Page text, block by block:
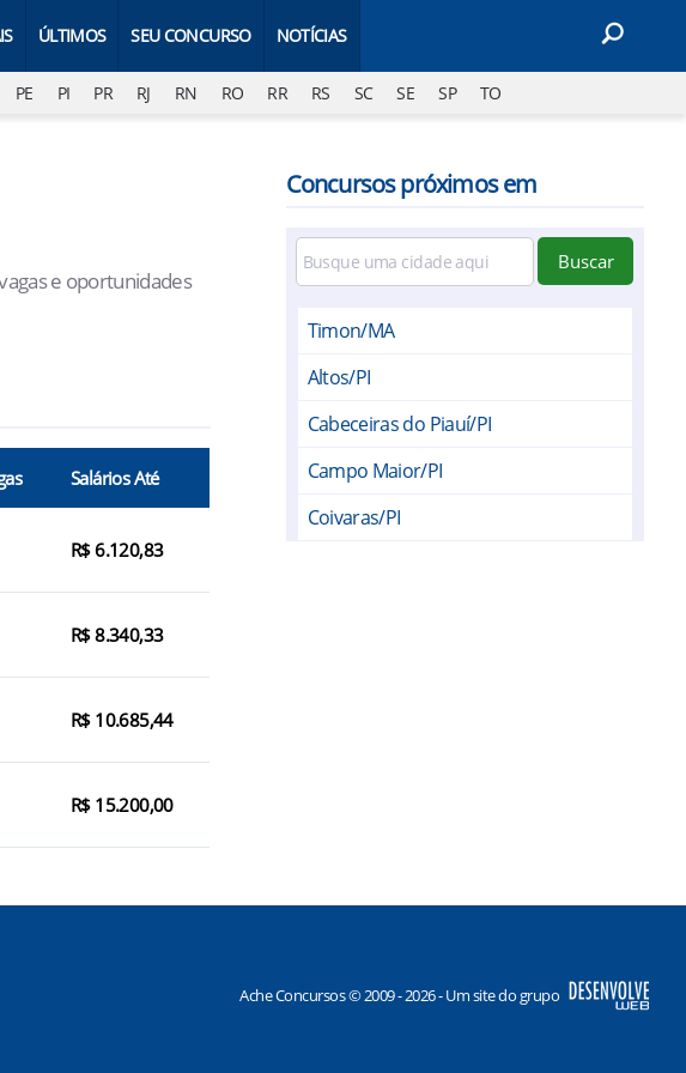
ÚLTIMOS SEU CONCURSO NOTÍCIAS
PE PI PR RJ RN RO RR RS SC SE SP TO
e oportunidades
Salários Até
R$ 6.120,83
R$ 8.340,33
R$ 10.685,44
R$ 15.200,00
Concursos próximos em
Buscar
Timon/MA
Altos/PI
Cabeceiras do Piauí/PI
Campo Maior/PI
Coivaras/PI
Ache Concursos © 2009 - 2026 - Um site do grupo